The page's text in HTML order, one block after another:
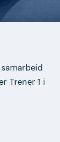
Trener 1 i